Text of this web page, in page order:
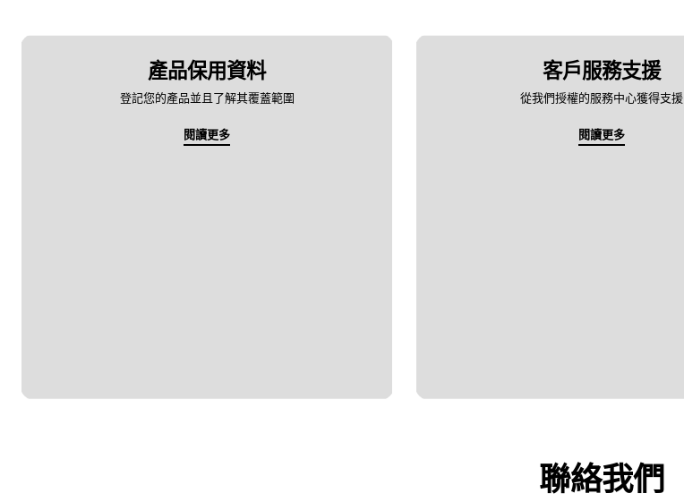
產品保用資料
登記您的產品並且了解其覆蓋範圍
閱讀更多
客戶服務支援
從我們授權的服務中心獲得支援
閱讀更多
聯絡我們